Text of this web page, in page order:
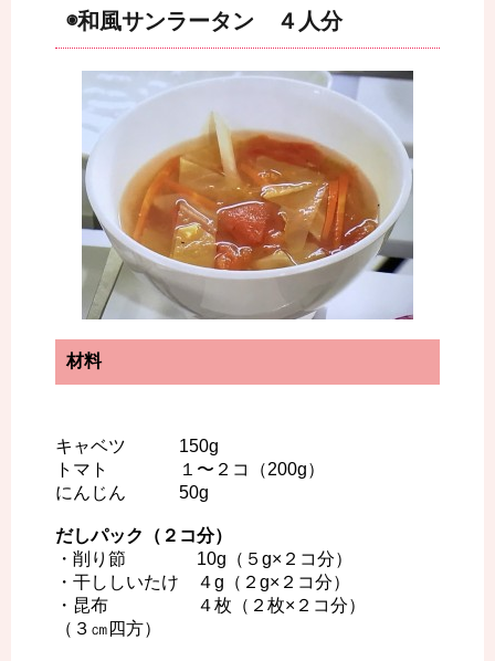
◉和風サンラータン ４人分
材料
キャベツ 150g
トマト １〜２コ（200g）
にんじん 50g
だしパック（２コ分）
・削り節 10g（５g×２コ分）
・干ししいたけ ４g（２g×２コ分）
・昆布 ４枚（２枚×２コ分）
（３㎝四方）